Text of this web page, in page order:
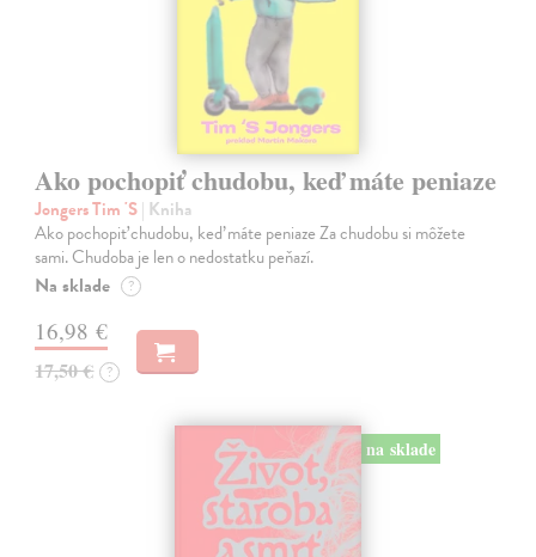
Ako pochopiť chudobu, keď máte peniaze
Jongers Tim 'S| Kniha
Ako pochopiť chudobu, keď máte peniaze Za chudobu si môžete
sami. Chudoba je len o nedostatku peňazí.
Na sklade ?
16,98 €
17,50 € ?
na sklade